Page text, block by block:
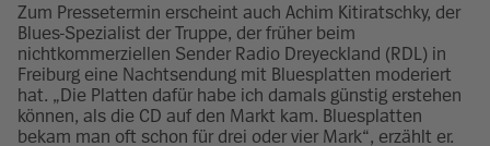
Zum Pressetermin erscheint auch Achim Kitiratschky, der
Blues-Spezialist der Truppe, der früher beim
nichtkommerziellen Sender Radio Dreyeckland (RDL) in
Freiburg eine Nachtsendung mit Bluesplatten moderiert
hat. „Die Platten dafür habe ich damals günstig erstehen
können, als die CD auf den Markt kam. Bluesplatten
bekam man oft schon für drei oder vier Mark“, erzählt er.